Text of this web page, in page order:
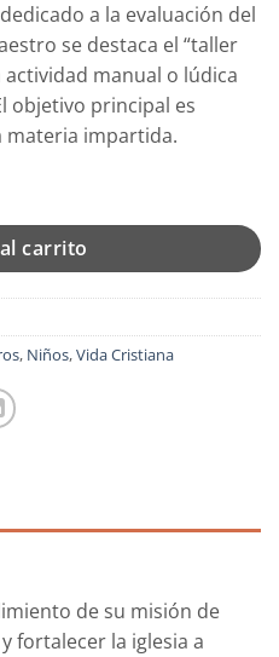
a la evaluación del
se destaca el “taller
manual o lúdica
objetivo principal es
materia impartida.
- Tapa Blanda - Editorial
carrito
, Niños,Vida Cristiana
de su misión de
fortalecer la iglesia a